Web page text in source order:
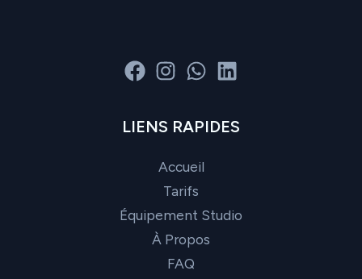
LIENS RAPIDES
Accueil
Tarifs
Équipement Studio
À Propos
FAQ